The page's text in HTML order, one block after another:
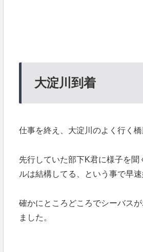
大淀川到着
仕事を終え、大淀川のよく行く
先行していた部下K君に様子を
ルは結構してる、という事で早速
確かにところどころでシーバス
ました。